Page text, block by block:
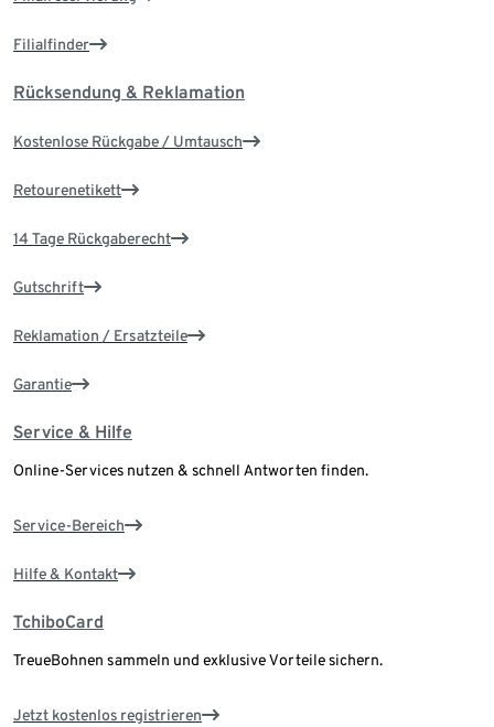
Filialfinder
Rücksendung & Reklamation
Kostenlose Rückgabe / Umtausch
Retourenetikett
14 Tage Rückgaberecht
Gutschrift
Reklamation / Ersatzteile
Garantie
Service & Hilfe
Online-Services nutzen & schnell Antworten finden.
Service-Bereich
Hilfe & Kontakt
TchiboCard
TreueBohnen sammeln und exklusive Vorteile sichern.
Jetzt kostenlos registrieren